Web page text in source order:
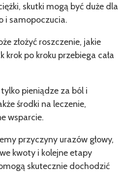
skutki mogą być duże dla
i samopoczucia.
złożyć roszczenie, jakie
krok po kroku przebiega cała
pieniądze za ból i
środki na leczenie,
wsparcie.
przyczyny urazów głowy,
kwoty i kolejne etapy
skutecznie dochodzić